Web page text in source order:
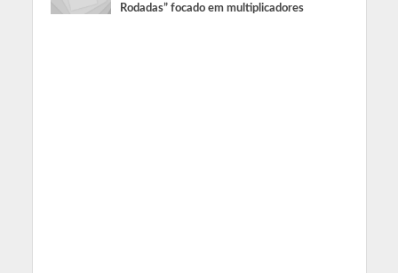
Rodadas” focado em multiplicadores